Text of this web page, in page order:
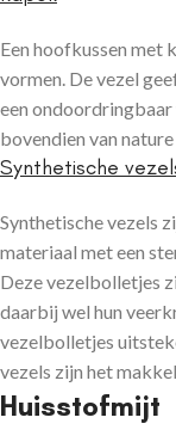
Een hoofkussen met
vormen. De vezel
een
bovendien van
Synthetische
Synthetische vezels
materiaal met een
Deze vezelbolletjes
daarbij wel hun
vezelbolletjes
vezels zijn het
Huisstofmijt